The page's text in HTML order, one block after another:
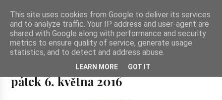
Ze zahrady do kuchyně
Ze zahrady do kuchyně...inspirativní vegetariánské recepty
a skvělé jídlo.
pátek 6. května 2016
This site uses cookies from Google to deliver its services
and to analyze traffic. Your IP address and user-agent are
shared with Google along with performance and security
metrics to ensure quality of service, generate usage
statistics, and to detect and address abuse.
LEARN MORE GOT IT